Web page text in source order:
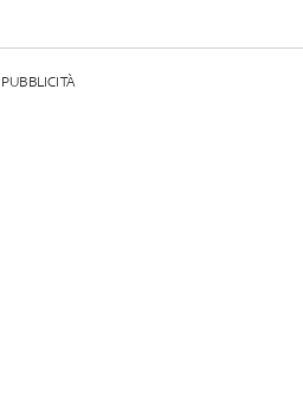
PUBBLICITÀ